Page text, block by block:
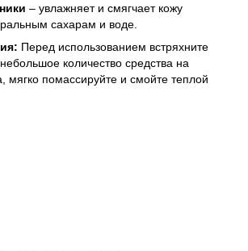
– увлажняет и смягчает кожу
сахарам и воде.
Перед использованием встряхните
количество средства на
мягко помассируйте и смойте теплой